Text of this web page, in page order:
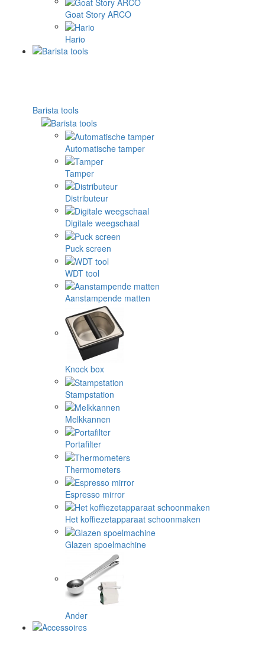
Goat Story ARCO
Hario
Barista tools
Automatische tamper
Tamper
Distributeur
Digitale weegschaal
Puck screen
WDT tool
Aanstampende matten
Knock box
Stampstation
Melkkannen
Portafilter
Thermometers
Espresso mirror
Het koffiezetapparaat schoonmaken
Glazen spoelmachine
Ander